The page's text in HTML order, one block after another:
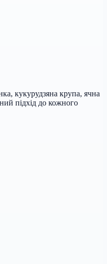
кукурудзяна крупа, ячна
підхід до кожного